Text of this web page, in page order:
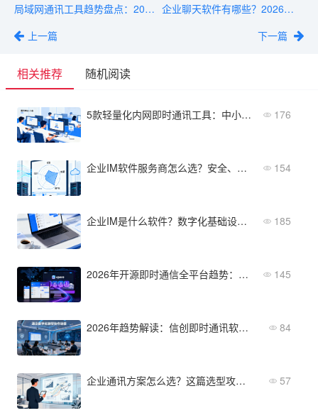
局域网通讯工具趋势盘点：2026年哪几款最受企业青睐
上一篇
企业聊天软件有哪些？2026年必备的5款推荐清单
下一篇
相关推荐 随机阅读
5款轻量化内网即时通讯工具：中小企业免外网部署推荐 176
企业IM软件服务商怎么选？安全、部署、信创三维评估 154
企业IM是什么软件？数字化基础设施的第一步 185
2026年开源即时通信全平台趋势：四大技术能力与落地路径 145
2026年趋势解读：信创即时通讯软件在政企数字化中的关键角色 84
企业通讯方案怎么选？这篇选型攻略帮你搞定 57